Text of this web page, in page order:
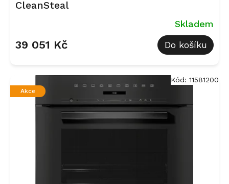
CleanSteal
Skladem
39 051 Kč Do košíku
Akce
Kód: 11581200